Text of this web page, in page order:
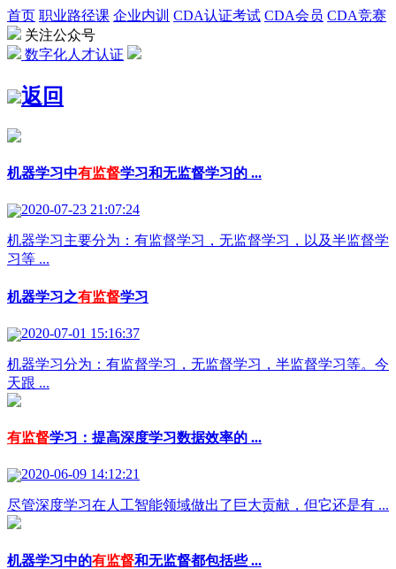
首页 职业路径课 企业内训 CDA认证考试 CDA会员 CDA竞赛
关注公众号
数字化人才认证
返回
机器学习中有监督学习和无监督学习的 ...
2020-07-23 21:07:24
机器学习主要分为：有监督学习，无监督学习，以及半监督学
习等 ...
机器学习之有监督学习
2020-07-01 15:16:37
机器学习分为：有监督学习，无监督学习，半监督学习等。今
天跟 ...
有监督学习：提高深度学习数据效率的 ...
2020-06-09 14:12:21
尽管深度学习在人工智能领域做出了巨大贡献，但它还是有 ...
机器学习中的有监督和无监督都包括些 ...